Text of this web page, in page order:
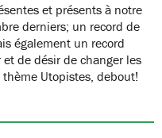
et présents à notre
derniers; un record de
également un record
de désir de changer les
thème Utopistes, debout!